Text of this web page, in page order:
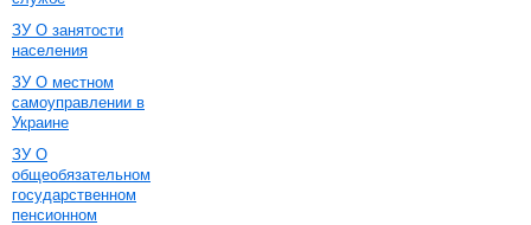
ЗУ О занятости
населения
ЗУ О местном
самоуправлении в
Украине
ЗУ О
общеобязательном
государственном
пенсионном